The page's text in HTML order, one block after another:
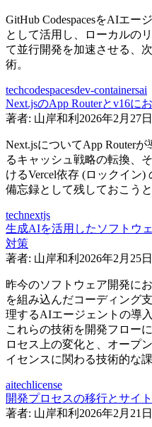
GitHub CodespacesをAIエー
として活用し、ローカルの
て並行開発を加速させる、
術。
techcodespacesdev-containersai
Next.jsのApp Routerとv16に
著者: 山岸和利 2026年2月27日
Next.jsについてApp Router
るキャッシュ戦略の転換、
けるVercel依存 (ロックイン)
備忘録として残しておこうと
technextjs
生成AIを活用したソフトウ
対策
著者: 山岸和利 2026年2月25日
昨今のソフトウェア開発に
を組み込んだコーディング
理するAIエージェントの導
これらの技術を開発フロー
ロセス上の変化と、オープ
イセンスに関わる技術的な
aitechlicense
開発プロセスの移行とサイ
著者: 山岸和利 2026年2月21日